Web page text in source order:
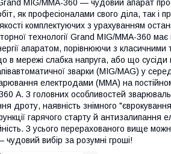
MIG/MMA-360 — чудовий апарат
як професіоналами свого діла, так і
комплектуючих з урахуванням
технології Grand MIG/MMA-360 має
апаратом, порівнюючи з
мережі слабка напруга, або що сусіди
зварки (MIG/MAG) у
електродами (MMA) на
А. З головних особливостей
дроту, наявність знімного
гарячого старту й антизалипання
З усього перерахованого вище
вибір за розумні гроші!